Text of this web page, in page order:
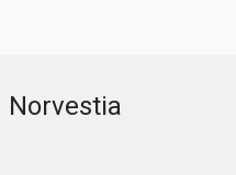
Norvestia